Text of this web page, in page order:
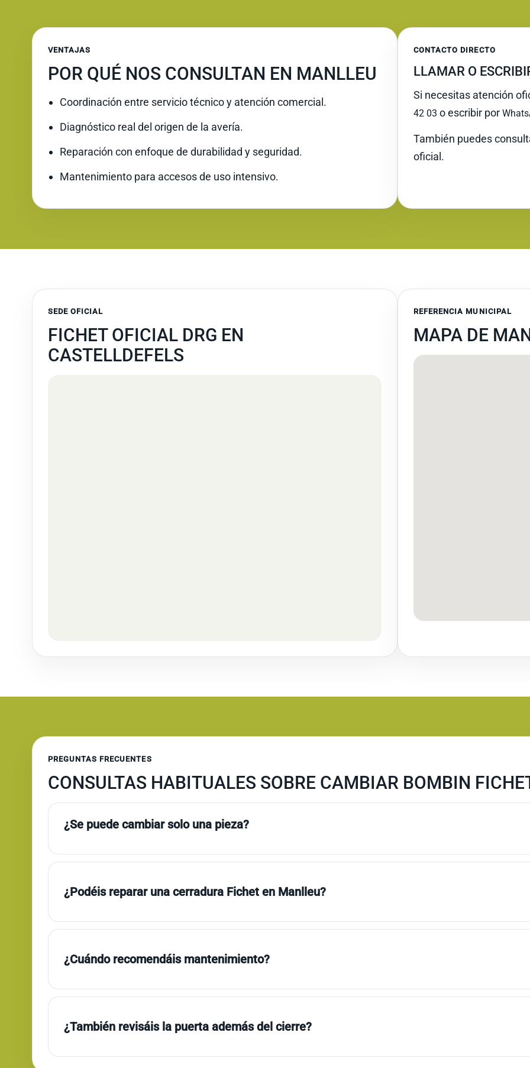
VENTAJAS
POR QUÉ NOS CONSULTAN EN MANLLEU
Coordinación entre servicio técnico y atención comercial.
Diagnóstico real del origen de la avería.
Reparación con enfoque de durabilidad y seguridad.
Mantenimiento para accesos de uso intensivo.
CONTACTO DIRECTO
LLAMAR O
Si necesitas atención
42 03 o escribir por
También puedes
oficial.
SEDE OFICIAL
FICHET OFICIAL DRG EN
CASTELLDEFELS
REFERENCIA MUNICIPAL
MAPA DE
PREGUNTAS FRECUENTES
CONSULTAS HABITUALES SOBRE CAMBIAR BOMBIN
¿Se puede cambiar solo una pieza?
¿Podéis reparar una cerradura Fichet en Manlleu?
¿Cuándo recomendáis mantenimiento?
¿También revisáis la puerta además del cierre?